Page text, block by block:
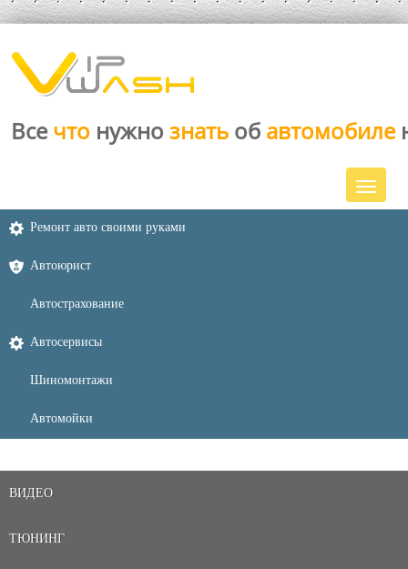
Все что нужно знать об автомобиле
Ремонт авто своими руками
Автоюрист
Автострахование
Автосервисы
Шиномонтажи
Автомойки
ВИДЕО
ТЮНИНГ